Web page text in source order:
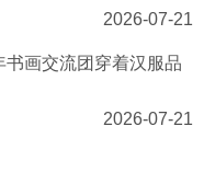
2026-07-21
画交流团穿着汉服品
2026-07-21